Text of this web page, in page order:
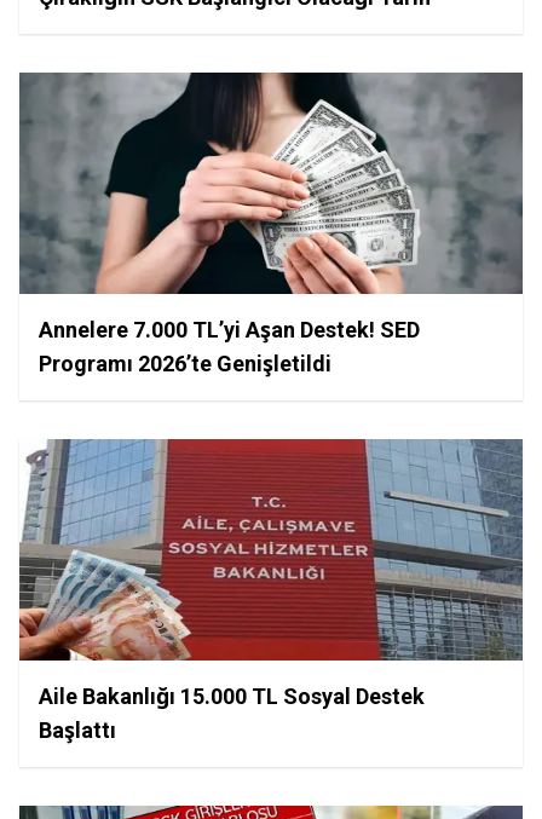
Annelere 7.000 TL’yi Aşan Destek! SED
Programı 2026’te Genişletildi
Aile Bakanlığı 15.000 TL Sosyal Destek
Başlattı